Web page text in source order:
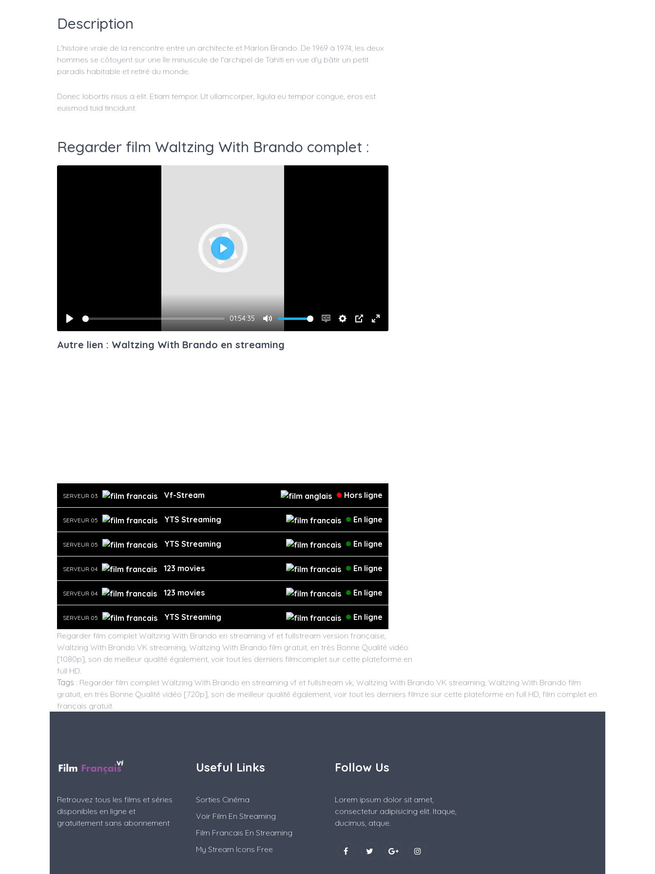
Description
L'histoire vraie de la rencontre entre un architecte et Marlon Brando. De 1969 à 1974, les deux
hommes se côtoyent sur une île minuscule de l'archipel de Tahiti en vue d'y bâtir un petit
paradis habitable et retiré du monde.
Donec lobortis risus a elit. Etiam tempor. Ut ullamcorper, ligula eu tempor congue, eros est
euismod tuid tincidunt.
Regarder film Waltzing With Brando complet :
Play
01:54:35
Mute
EnableSettings
PIP Enter
Play
Autre lien : Waltzing With Brando en streaming
SERVEUR 03 Vf-Stream Hors ligne
SERVEUR 05 YTS Streaming En ligne
SERVEUR 05 YTS Streaming En ligne
SERVEUR 04 123 movies En ligne
SERVEUR 04 123 movies En ligne
SERVEUR 05 YTS Streaming
En ligne
Regarder film complet Waltzing With Brando en streaming vf et fullstream version française,
Waltzing With Brando VK streaming, Waltzing With Brando film gratuit, en très Bonne Qualité vidéo
[1080p], son de meilleur qualité également, voir tout les derniers filmcomplet sur cette plateforme en
full HD.
Tags : Regarder film complet Waltzing With Brando en streaming vf et fullstream vk, Waltzing With Brando VK streaming, Waltzing With Brando film
gratuit, en très Bonne Qualité vidéo [720p], son de meilleur qualité également, voir tout les derniers filmze sur cette plateforme en full HD, film complet en
français gratuit.
Retrouvez tous les films et séries
disponibles en ligne et
gratuitement sans abonnement
Useful Links
Sorties Cinéma
Voir Film En Streaming
Film Francais En Streaming
My Stream Icons Free
Follow Us
Lorem ipsum dolor sit amet,
consectetur adipisicing elit. Itaque,
ducimus, atque.